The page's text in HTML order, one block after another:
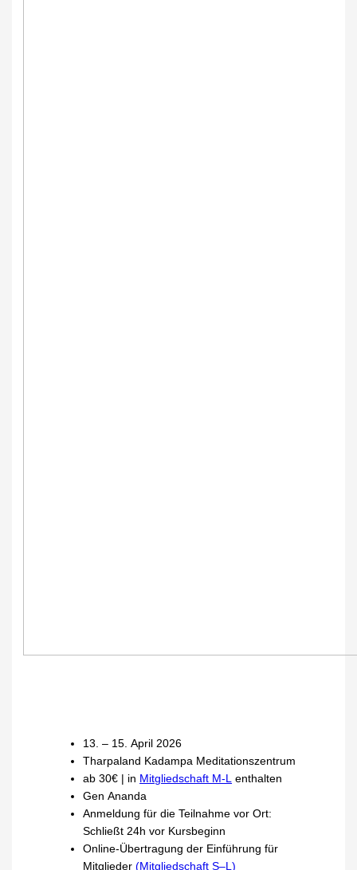
13. – 15. April 2026
Tharpaland Kadampa Meditationszentrum
ab 30€ | in Mitgliedschaft M-L enthalten
Gen Ananda
Anmeldung für die Teilnahme vor Ort:
Schließt 24h vor Kursbeginn
Online-Übertragung der Einführung für
Mitglieder(Mitgliedschaft S–L)